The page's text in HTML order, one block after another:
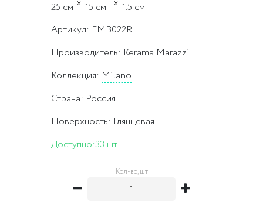
25 cм 15 cм
1.5 cм
Артикул: FMB022R
Производитель: Kerama Marazzi
Коллекция: Milano
Страна: Россия
Поверхность: Глянцевая
Доступно:33 шт
Кол-во, шт